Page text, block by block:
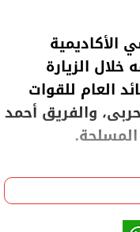
الأكاديمية
خلال الزيارة
العام للقوات
والفريق أحمد
للمصريين خلال